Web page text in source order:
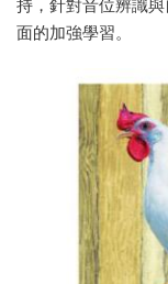
持，針對音位辨識
面的加強學習。